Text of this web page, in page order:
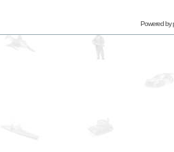
Powered by